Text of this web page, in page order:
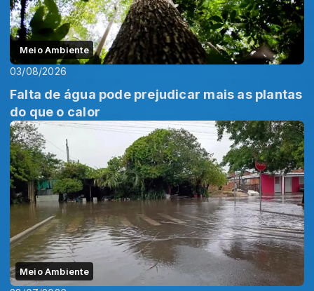
Meio Ambiente
03/08/2026
Falta de água pode prejudicar mais as plantas
do que o calor
Meio Ambiente